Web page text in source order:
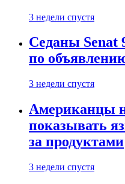
3 недели спустя
Седаны Senat
по
3 недели спустя
Американцы
показывать
за продуктами
3 недели спустя